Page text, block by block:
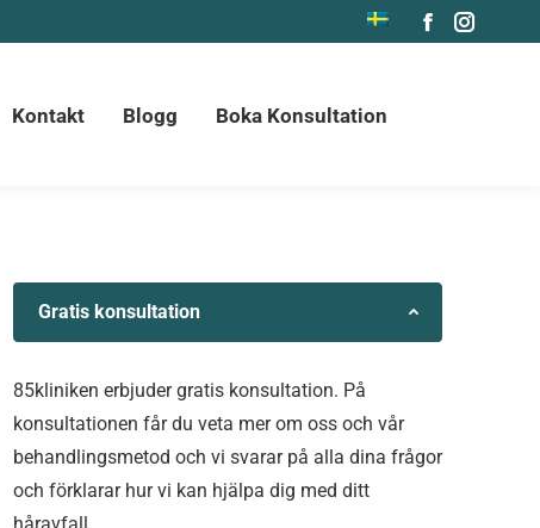
Facebook
Kontakt Blogg Boka Konsultation
Gratis konsultation
85kliniken erbjuder gratis konsultation. På
konsultationen får du veta mer om oss och vår
behandlingsmetod och vi svarar på alla dina frågor
och förklarar hur vi kan hjälpa dig med ditt